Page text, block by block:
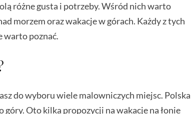
różne gusta i potrzeby. Wśród nich warto
morzem oraz wakacje w górach. Każdy z tych
warto poznać.
do wyboru wiele malowniczych miejsc. Polska
Oto kilka propozycji na wakacje na łonie